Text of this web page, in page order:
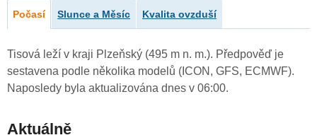
Počasí Slunce a Měsíc Kvalita ovzduší
Tisová leží v kraji Plzeňský (495 m n. m.). Předpověď je
sestavena podle několika modelů (ICON, GFS, ECMWF).
Naposledy byla aktualizována dnes v 06:00.
Aktuálně